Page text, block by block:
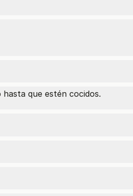
que estén cocidos.